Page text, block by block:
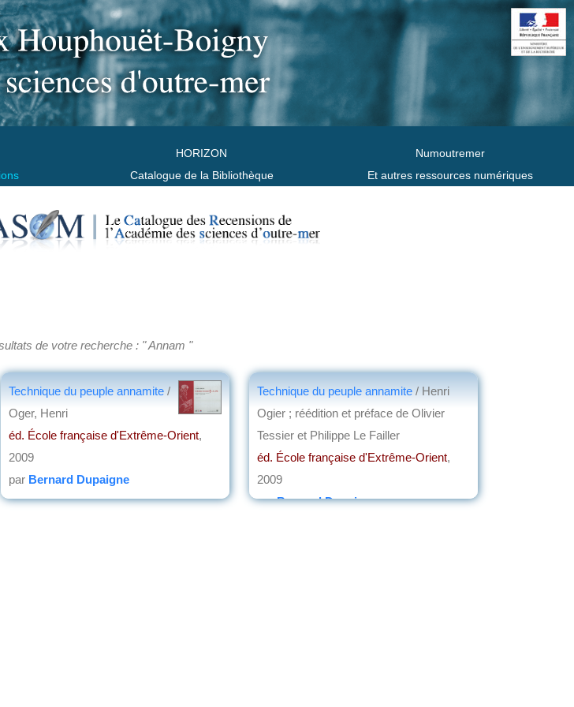
HORIZON
Catalogue de la Bibliothèque
Numoutremer
Et autres ressources numériques
de votre recherche : " Annam "
Technique du peuple annamite /
Oger, Henri
éd. École française d'Extrême-Orient,
2009
par Bernard Dupaigne
Technique du peuple annamite / Henri
Ogier ; réédition et préface de Olivier
Tessier et Philippe Le Failler
éd. École française d'Extrême-Orient,
2009
parBernard Dupaigne